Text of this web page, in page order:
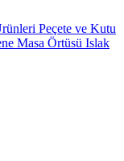
Peçete ve Kutu
Masa Örtüsü Islak